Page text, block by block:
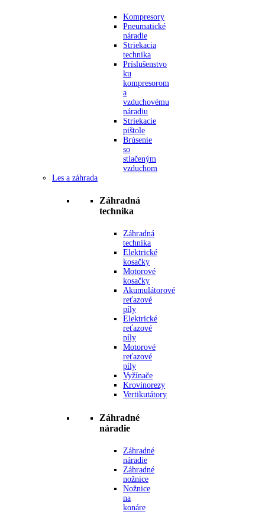
Kompresory
Pneumatické
náradie
Striekacia
technika
Príslušenstvo
ku
kompresorom
a
vzduchovému
náradiu
Striekacie
pištole
Brúsenie
so
stlačeným
vzduchom
Les a záhrada
Záhradná
technika
Záhradná
technika
Elektrické
kosačky
Motorové
kosačky
Akumulátorové
reťazové
píly
Elektrické
reťazové
píly
Motorové
reťazové
píly
Vyžínače
Krovinorezy
Vertikutátory
Záhradné
náradie
Záhradné
náradie
Záhradné
nožnice
Nožnice
na
konáre